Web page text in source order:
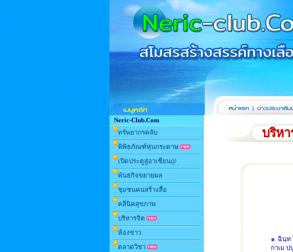
Neric-Club.Com
ทรัพยากรคลับ
พิพิธภัณฑ์หุ่นกระดาษ
เปิดประตูสู่อาเซียน@
พันธกิจขยายผล
ชุมชนคนสร้างสื่อ
คลีนิคสุขภาพ
บริหารจิต
ห้องข่าว
ตลาดวิชา
บริห
๑. ฉินฺท
กาเม